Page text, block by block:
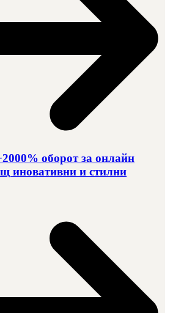
оборот за онлайн
иновативни и стилни